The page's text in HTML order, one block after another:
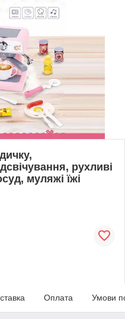
рухливі
муляжі їжі
Оплата Умови